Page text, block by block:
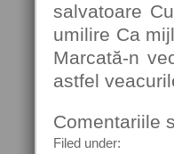
salvatoare
umilire Ca
Marcată-n
astfel
Comentariile
Filed under: